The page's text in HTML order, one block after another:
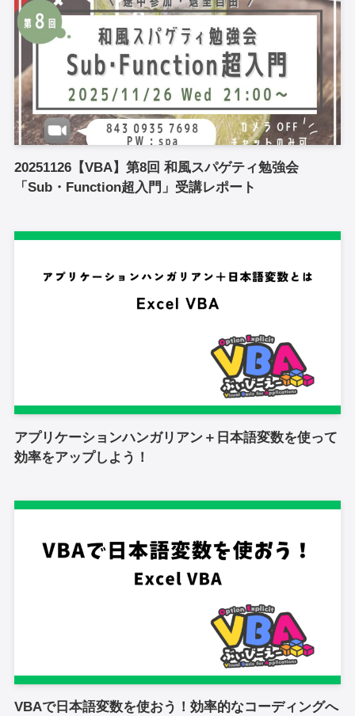
20251126【VBA】第8回 和風スパゲティ勉強会
「Sub・Function超入門」受講レポート
アプリケーションハンガリアン＋日本語変数を使って
効率をアップしよう！
VBAで日本語変数を使おう！効率的なコーディングへ